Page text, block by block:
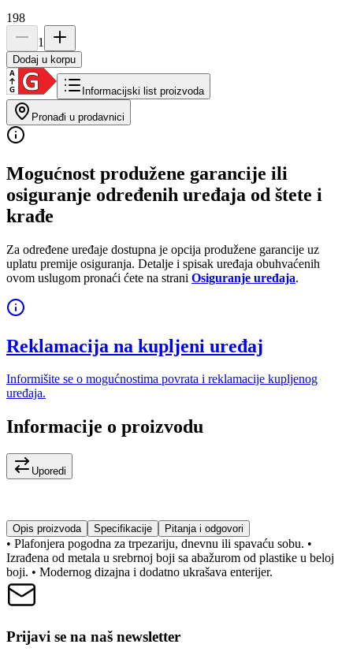
198
1
Dodaj u korpu
Informacijski list proizvoda
Pronađi u prodavnici
Mogućnost produžene garancije ili
osiguranje određenih uređaja od štete i
krađe
Za određene uređaje dostupna je opcija produžene garancije uz
uplatu premije osiguranja. Detalje i spisak uređaja obuhvaćenih
ovom uslugom pronaći ćete na strani Osiguranje uređaja.
Reklamacija na kupljeni uređaj
Informišite se o mogućnostima povrata i reklamacije kupljenog
uređaja.
Informacije o proizvodu
Uporedi
Opis proizvoda Specifikacije Pitanja i odgovori
• Plafonjera pogodna za trpezariju, dnevnu ili spavaću sobu. •
Izrađena od metala u srebrnoj boji sa abažurom od plastike u beloj
boji. • Modernog dizajna i dodatno ukrašava enterijer.
Prijavi se na naš newsletter